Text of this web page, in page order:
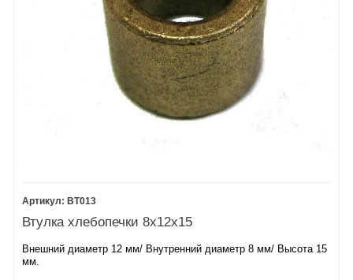
ВТ013
Втулка хлебопечки 8х12х15
Внешний диаметр 12 мм/ Внутренний диаметр 8 мм/ Высота 15
мм.